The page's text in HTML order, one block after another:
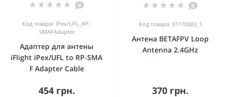
0
Код товара: iPex/UFL_RP-
SMAFAdapter
Адаптер для антены
iFlight iPex/UFL to RP-SMA
F Adapter Cable
454 грн.
0
Код товара: 01170003_1
Антена BETAFPV Loop
Antenna 2.4GHz
370 грн.